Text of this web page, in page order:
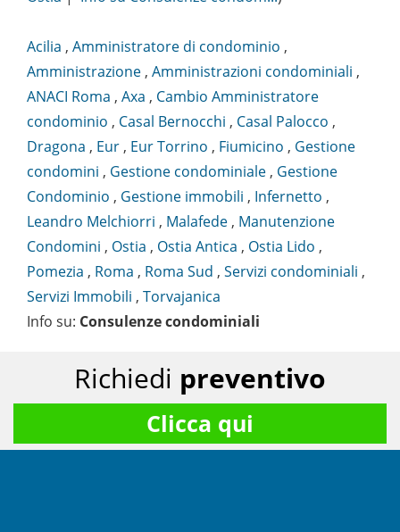
Acilia , Amministratore di condominio ,
Amministrazione , Amministrazioni condominiali ,
ANACI Roma , Axa , Cambio Amministratore
condominio , Casal Bernocchi , Casal Palocco ,
Dragona , Eur , Eur Torrino , Fiumicino , Gestione
condomini , Gestione condominiale , Gestione
Condominio , Gestione immobili , Infernetto ,
Leandro Melchiorri , Malafede , Manutenzione
Condomini , Ostia , Ostia Antica , Ostia Lido ,
Pomezia , Roma , Roma Sud , Servizi condominiali ,
Servizi Immobili , Torvajanica
Info su: Consulenze condominiali
Richiedi preventivo
Clicca qui